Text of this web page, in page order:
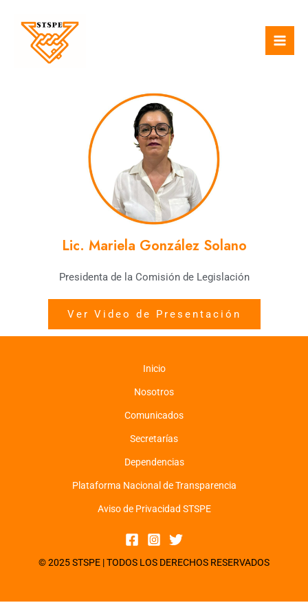
contenido
Lic. Mariela González Solano
Presidenta de la Comisión de Legislación
Ver Video de Presentación
Inicio
Nosotros
Comunicados
Secretarías
Dependencias
Plataforma Nacional de Transparencia
Aviso de Privacidad STSPE
© 2025 STSPE | TODOS LOS DERECHOS RESERVADOS